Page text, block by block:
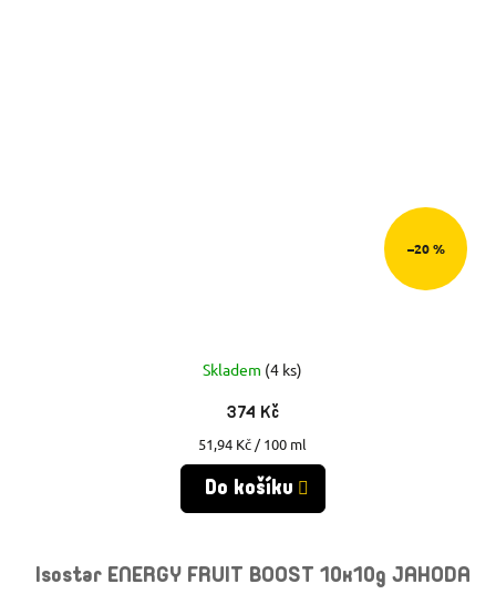
–20 %
Skladem (4 ks)
374 Kč
Měrná
cena:
51,94 Kč / 100 ml
Do košíku
Isostar ENERGY FRUIT BOOST 10x10g JAHODA